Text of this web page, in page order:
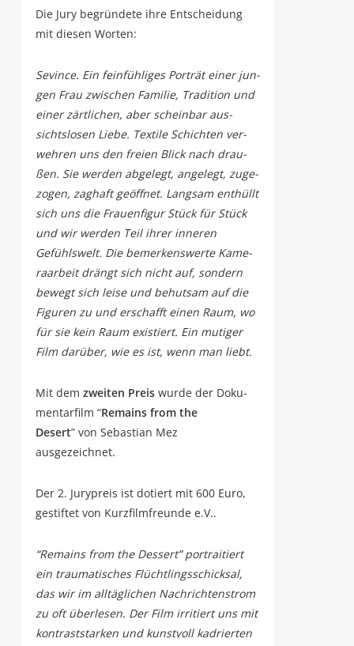
Die Jury begrün­de­te ihre Ent­schei­dung
mit die­sen Worten:
Sevin­ce. Ein fein­füh­li­ges Por­trät einer jun­
gen Frau zwi­schen Fami­lie, Tra­di­ti­on und
einer zärt­li­chen, aber schein­bar aus­
sichts­lo­sen Lie­be. Tex­ti­le Schich­ten ver­
weh­ren uns den frei­en Blick nach drau­
ßen. Sie wer­den abge­legt, ange­legt, zuge­
zo­gen, zag­haft geöff­net. Lang­sam ent­hüllt
sich uns die Frau­en­fi­gur Stück für Stück
und wir wer­den Teil ihrer inne­ren
Gefühls­welt. Die bemer­kens­wer­te Kame­
ra­ar­beit drängt sich nicht auf, son­dern
bewegt sich lei­se und behut­sam auf die
Figu­ren zu und erschafft einen Raum, wo
für sie kein Raum exis­tiert. Ein muti­ger
Film dar­über, wie es ist, wenn man liebt.
Mit dem zwei­ten Preis wur­de der Doku­
men­tar­film “Remains from the
Desert” von Sebas­ti­an Mez
ausgezeichnet.
Der 2. Jury­preis ist dotiert mit 600 Euro,
gestif­tet von Kurz­film­freun­de e.V..
“Remains from the Des­sert” por­trai­tiert
ein trau­ma­ti­sches Flücht­lings­schick­sal,
das wir im all­täg­li­chen Nach­rich­ten­strom
zu oft über­le­sen. Der Film irri­tiert uns mit
kon­trast­star­ken und kunst­voll kadrier­ten